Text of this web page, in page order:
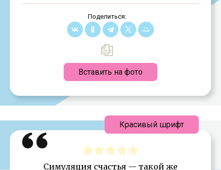
Поделиться:
Вставить на фото
Симуляция счастья — такой же
Красивый шрифт